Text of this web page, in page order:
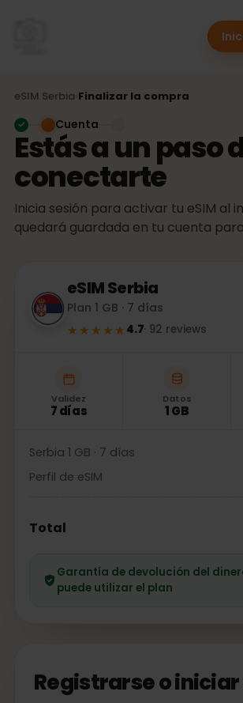
eSIM Serbia Finalizar la compra
Estás a un paso
conectarte
Inicia sesión para activar tu eSIM al
quedará guardada en tu cuenta
Cuenta
eSIMSerbia
Plan 1 GB · 7 días
★★★★★ 4.7· 92 reviews
Validez
7 días
Datos
1 GB
Serbia 1 GB · 7 días
Perfil de eSIM
Total
Garantía de devolución del
puede utilizar el plan
Registrarse o